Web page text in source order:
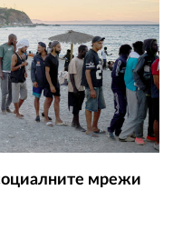
мрежи